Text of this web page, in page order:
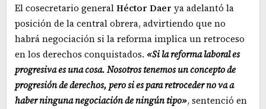
El cosecretario generalHéctor Daer ya adelantó la
posición de la central obrera, advirtiendo que no
habrá negociación si la reforma implica un retroceso
en los derechos conquistados. «Si la reforma laboral es
progresiva es una cosa. Nosotros tenemos un concepto de
progresión de derechos, pero si es para retroceder no va a
haber ninguna negociación de ningún tipo», sentenció en